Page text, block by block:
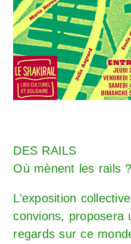
DES RAILS
Où mènent les rails ?
L’exposition
convions, proposera
regards sur ce